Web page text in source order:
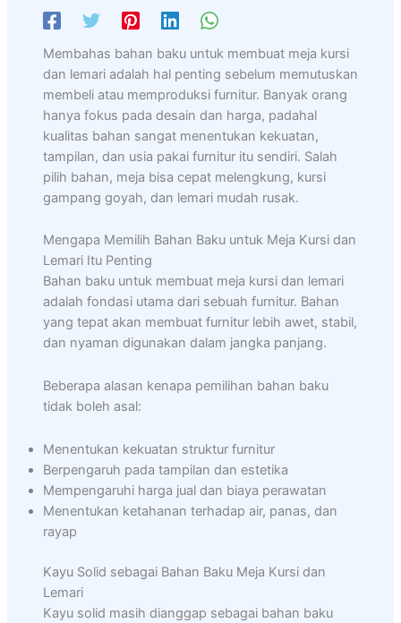
Membahas bahan baku untuk membuat meja kursi
dan lemari adalah hal penting sebelum memutuskan
membeli atau memproduksi furnitur. Banyak orang
hanya fokus pada desain dan harga, padahal
kualitas bahan sangat menentukan kekuatan,
tampilan, dan usia pakai furnitur itu sendiri. Salah
pilih bahan, meja bisa cepat melengkung, kursi
gampang goyah, dan lemari mudah rusak.
Mengapa Memilih Bahan Baku untuk Meja Kursi dan
Lemari Itu Penting
Bahan baku untuk membuat meja kursi dan lemari
adalah fondasi utama dari sebuah furnitur. Bahan
yang tepat akan membuat furnitur lebih awet, stabil,
dan nyaman digunakan dalam jangka panjang.
Beberapa alasan kenapa pemilihan bahan baku
tidak boleh asal:
Menentukan kekuatan struktur furnitur
Berpengaruh pada tampilan dan estetika
Mempengaruhi harga jual dan biaya perawatan
Menentukan ketahanan terhadap air, panas, dan
rayap
Kayu Solid sebagai Bahan Baku Meja Kursi dan
Lemari
Kayu solid masih dianggap sebagai bahan baku